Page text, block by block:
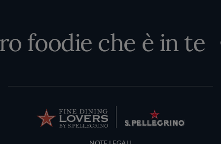
foodie che è in te
Terms and Conditions